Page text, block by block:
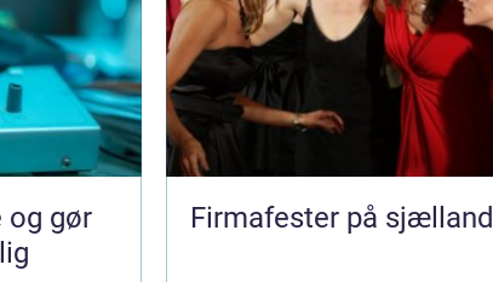
og gør
Firmafester på sjælland